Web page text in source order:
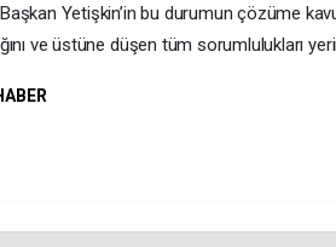
Yetişkin’in bu durumun çözüme
ve üstüne düşen tüm sorumlulukları